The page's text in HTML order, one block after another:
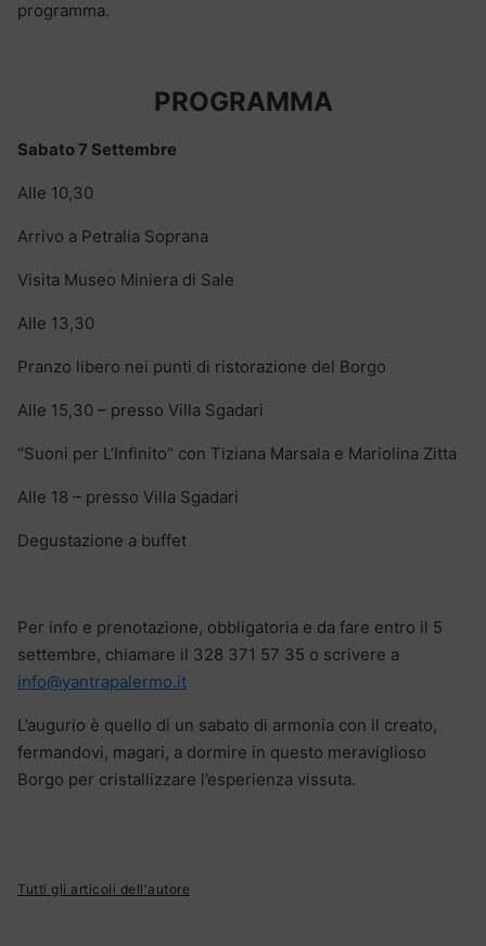
programma.
PROGRAMMA
Sabato 7 Settembre
Alle 10,30
Arrivo a Petralia Soprana
Visita Museo Miniera di Sale
Alle 13,30
Pranzo libero nei punti di ristorazione del Borgo
Alle 15,30 – presso Villa Sgadari
“Suoni per L’Infinito” con Tiziana Marsala e Mariolina Zitta
Alle 18 – presso Villa Sgadari
Degustazione a buffet
Per info e prenotazione, obbligatoria e da fare entro il 5
settembre, chiamare il 328 371 57 35 o scrivere a
info@yantrapalermo.it
L’augurio è quello di un sabato di armonia con il creato,
fermandovi, magari, a dormire in questo meraviglioso
Borgo per cristallizzare l’esperienza vissuta.
Tutti gli articoli dell'autore